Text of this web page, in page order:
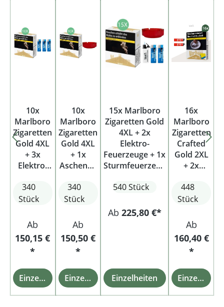
10x
Marlboro
Zigaretten
Gold 4XL
+ 3x
Elektro-
ge
340
Stück
Ab
150,15 €
*
Einzelheiten
10x
Marlboro
Zigaretten
Gold 4XL
+ 1x
Aschenbe
340
Stück
Ab
150,50 €
*
Einzelheiten
15x Marlboro
Zigaretten Gold
4XL + 2x
Elektro-
Feuerzeuge + 1x
Sturmfeuerzeug
Aschenbecher
540 Stück
Ab 225,80 €*
Einzelheiten
16x
Marlboro
Zigaretten
Crafted
Gold 2XL
+ 2x
ge
448
Stück
Ab
160,40 €
*
Einzelheiten